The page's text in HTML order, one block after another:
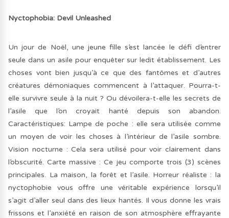
Nyctophobia: Devil Unleashed
Un jour de Noël, une jeune fille s’est lancée le défi d’entrer
seule dans un asile pour enquêter sur ledit établissement. Les
choses vont bien jusqu’à ce que des fantômes et d’autres
créatures démoniaques commencent à l’attaquer. Pourra-t-
elle survivre seule à la nuit ? Ou dévoilera-t-elle les secrets de
l’asile que l’on croyait hanté depuis son abandon.
Caractéristiques: Lampe de poche : elle sera utilisée comme
un moyen de voir les choses à l’intérieur de l’asile sombre.
Vision nocturne : Cela sera utilisé pour voir clairement dans
l’obscurité. Carte massive : Ce jeu comporte trois (3) scènes
principales. La maison, la forêt et l’asile. Horreur réaliste : la
nyctophobie vous offre une véritable expérience lorsqu’il
s’agit d’aller seul dans des lieux hantés. Il vous donne les vrais
frissons et l’anxiété en raison de son atmosphère effrayante